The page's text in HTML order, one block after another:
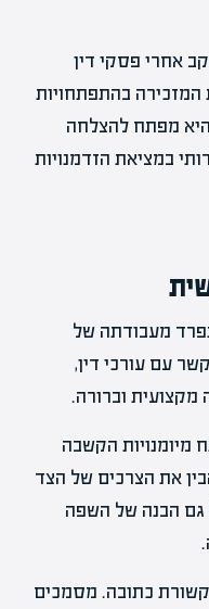
אחרי פסקי דין
המזכירה בהתפתחויות
מפתח להצלחה
במציאת הזדמנויות
מעבודתה של
עם עורכי דין,
מקצועית וברורה.
הקשבה
את הצרכים של הצד
גם הבנה של השפה
כתובה. מסמכים